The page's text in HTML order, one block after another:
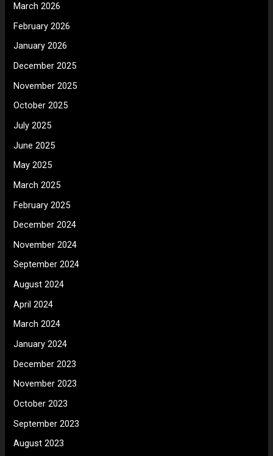
March 2026
February 2026
January 2026
December 2025
November 2025
October 2025
July 2025
June 2025
May 2025
March 2025
February 2025
December 2024
November 2024
September 2024
August 2024
April 2024
March 2024
January 2024
December 2023
November 2023
October 2023
September 2023
August 2023